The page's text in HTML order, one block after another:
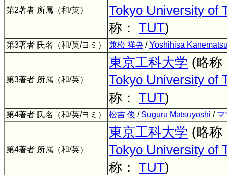
第2著者 所属（和/英）
Tokyo University of
称： TUT)
第3著者 氏名（和/英/ヨミ） 兼松 祥央 /Yoshihisa
第3著者 所属（和/英）
東京工科大学 (略
Tokyo University of
称： TUT)
第4著者 氏名（和/英/ヨミ） 松吉 俊 / Suguru Matsuyoshi / マ
第4著者 所属（和/英）
東京工科大学 (略
Tokyo University of
称： TUT)